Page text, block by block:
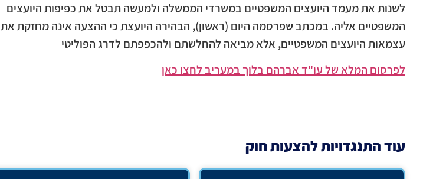
לשנות את מעמד היועצים המשפטיים במשרדי הממשלה ולמעשה תבטל את כפיפות היועצים
המשפטיים אליה. במכתב שפרסמה היום (ראשון), הבהירה היועצת כי ההצעה אינה מחזקת את
עצמאות היועצים המשפטיים, אלא מביאה להחלשתם ולהכפפתם לדרג הפוליטי
לפרסום המלא של עו"ד אברהם בלוך במעריב לחצו כאן
עודהתנגדויות להצעות חוק